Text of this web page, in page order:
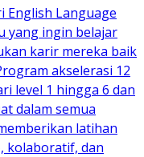
English Language
yang ingin belajar
karir mereka baik
akselerasi 12
level 1 hingga 6 dan
dalam semua
latihan
kolaboratif, dan